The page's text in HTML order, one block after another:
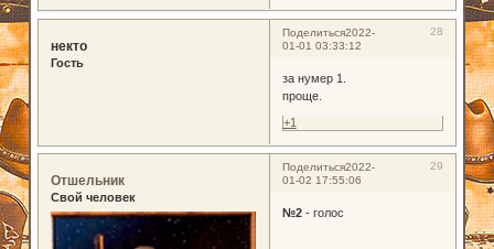
Поделиться 28
2022-
01-01 03:33:12
некто
Гость
за нумер 1.
проще.
+1
Поделиться 29
2022-
01-02 17:55:06
Отшельник
Свой человек
№2- голос